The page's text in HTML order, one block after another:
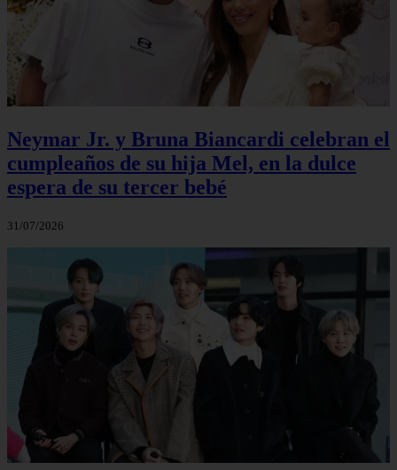
Neymar Jr. y Bruna Biancardi celebran el
cumpleaños de su hija Mel, en la dulce
espera de su tercer bebé
31/07/2026